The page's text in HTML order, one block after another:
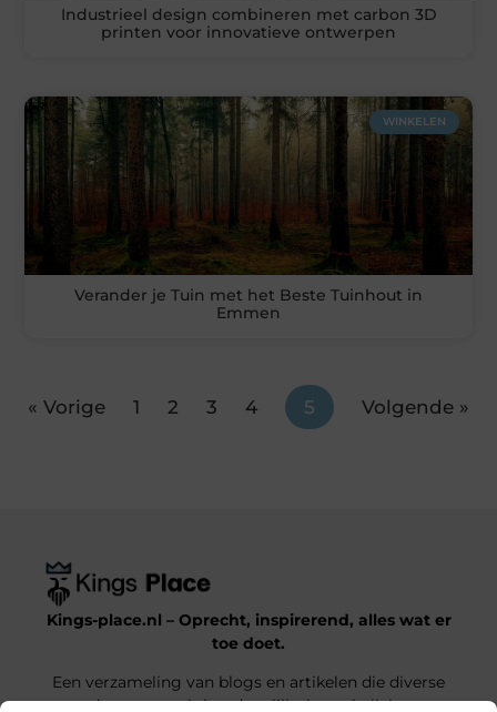
Industrieel design combineren met carbon 3D
printen voor innovatieve ontwerpen
WINKELEN
Verander je Tuin met het Beste Tuinhout in
Emmen
« Vorige 1 2 3 4 5 Volgende »
Kings-place.nl – Oprecht, inspirerend, alles wat er
toe doet.
Een verzameling van blogs en artikelen die diverse
onderwerpen uit het dagelijks leven belichten.